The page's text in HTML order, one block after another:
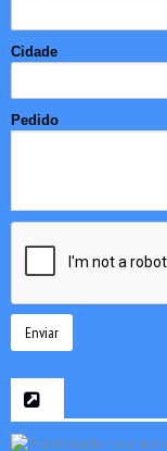
Cidade
Pedido
Enviar